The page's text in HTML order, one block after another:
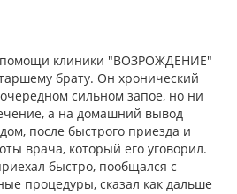
помощи клиники "ВОЗРОЖДЕНИЕ"
брату. Он хронический
сильном запое, но ни
а на домашний вывод
после быстрого приезда и
врача, который его уговорил.
быстро, пообщался с
процедуры, сказал как дальше